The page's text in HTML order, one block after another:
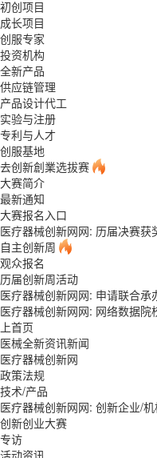
初创项目
成长项目
创服专家
投资机构
全新产品
供应链管理
产品设计代工
实验与注册
专利与人才
创服基地
去创新創業选拔赛
大赛简介
最新通知
大赛报名入口
医疗器械创新网网: 历届决赛获
自主创新周
观众报名
历届创新周活动
医疗器械创新网网: 申请联合承
医疗器械创新网网: 网络数据院
上首页
医械全新资讯新闻
医疗器械创新网
政策法规
技术/产品
医疗器械创新网网: 创新企业/
创新创业大赛
专访
活动资讯